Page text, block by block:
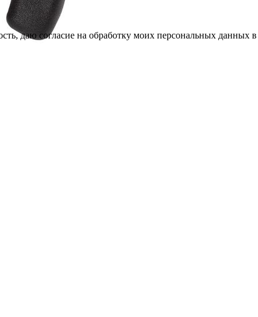
даю согласие на обработку моих персональных данных в